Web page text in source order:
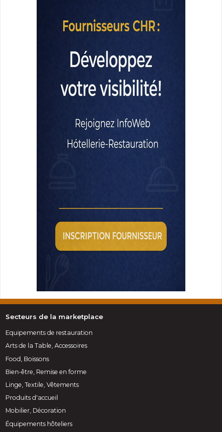
Secteurs de la marketplace
Equipements de restauration
Arts de la Table, Accessoires
Food, Boissons
Bien-être, Remise en forme
Linge, Textile, Vêtements
Produits d'accueil
Mobilier, Décoration
Équipements hôteliers